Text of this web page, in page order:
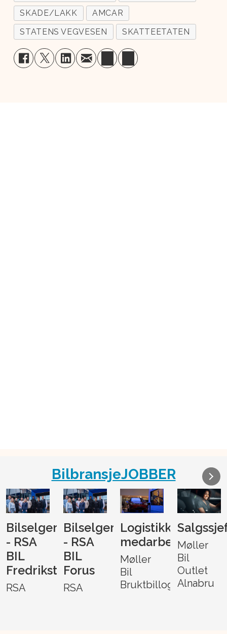
SKADE/LAKK
AMCAR
STATENS VEGVESEN
SKATTEETATEN
BilbransjeJOBBER
Bilselger
- RSA
BIL
Fredrikstad
RSA
Bilselger
- RSA
BIL
Forus
RSA
Logistikk-
medarbeider
Møller
Bil
Bruktbillogistikk
Møller
Bil
Outlet
Alnabru